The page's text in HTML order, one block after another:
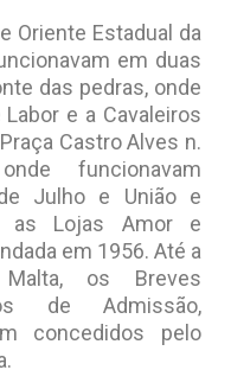
Oriente Estadual da
em duas
das pedras, onde
e a Cavaleiros
Castro Alves n.
funcionavam
Julho e União e
as Lojas Amor e
em 1956. Até a
os Breves
de Admissão,
concedidos pelo